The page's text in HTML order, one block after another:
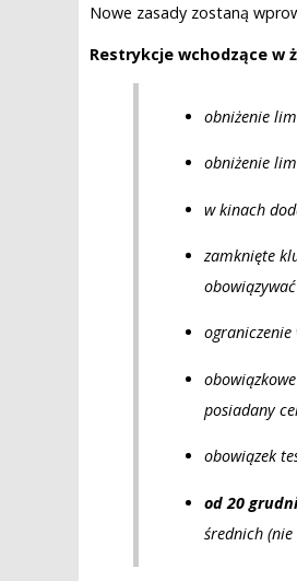
Nowe zasady zostaną
Restrykcje wchodzące w
obniżenie
obniżenie
w kinach
zamknięte
posiadany
obowiązek
od 20
średnich